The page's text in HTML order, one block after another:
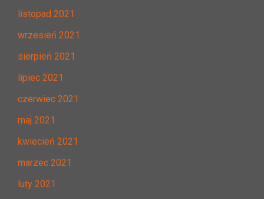
listopad 2021
wrzesień 2021
sierpień 2021
lipiec 2021
czerwiec 2021
maj 2021
kwiecień 2021
marzec 2021
luty 2021